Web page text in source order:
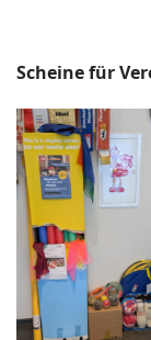
Scheine für